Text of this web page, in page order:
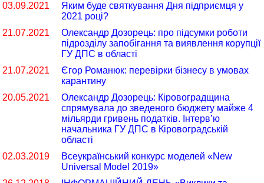
03.09.2021
Яким буде святкування Дня підприємця у
2021 році?
21.07.2021
Олександр Дозорець: про підсумки роботи
підрозділу запобігання та виявлення корупції
ГУ ДПС в області
21.07.2021
Єгор Романюк: перевірки бізнесу в умовах
карантину
20.05.2021
Олександр Дозорець: Кіровоградщина
спрямувала до зведеного бюджету майже 4
мільярди гривень податків. Інтерв’ю
начальника ГУ ДПС в Кіровоградській
області
02.03.2019
Всеукраїнський конкурс моделей «New
Universal Model 2019»